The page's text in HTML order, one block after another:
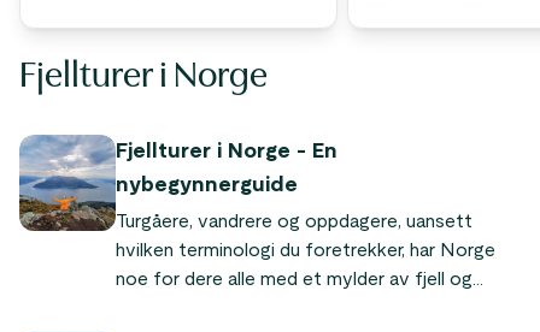
Fjellturer i Norge
Fjellturer i Norge - En
nybegynnerguide
Turgåere, vandrere og oppdagere, uansett
hvilken terminologi du foretrekker, har Norge
noe for dere alle med et mylder av fjell og